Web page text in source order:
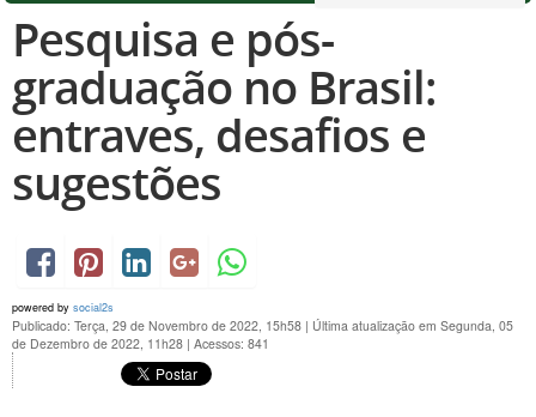
Pesquisa e pós-
graduação no Brasil:
entraves, desafios e
sugestões
powered by social2s
Publicado: Terça, 29 de Novembro de 2022, 15h58 | Última atualização em Segunda, 05
de Dezembro de 2022, 11h28 | Acessos: 841